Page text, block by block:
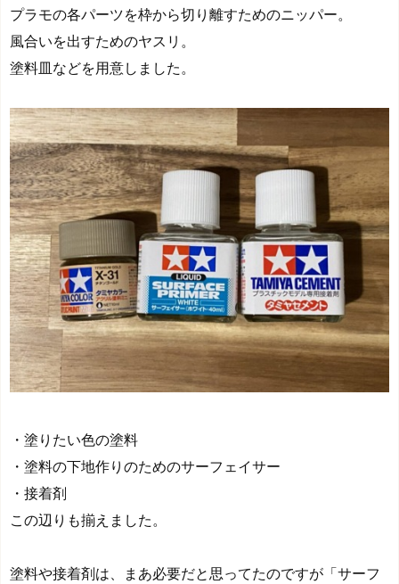
プラモの各パーツを枠から切り離すためのニッパー。
風合いを出すためのヤスリ。
塗料皿などを用意しました。
・塗りたい色の塗料
・塗料の下地作りのためのサーフェイサー
・接着剤
この辺りも揃えました。
塗料や接着剤は、まあ必要だと思ってたのですが「サーフ